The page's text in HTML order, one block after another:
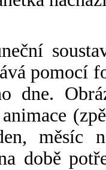
pomocí
dne.
měsíc
době